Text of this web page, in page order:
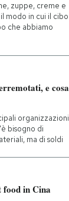
zuppe, creme e
modo in cui il cibo
che abbiamo
e cosa
organizzazioni
bisogno di
ma di soldi
food in Cina